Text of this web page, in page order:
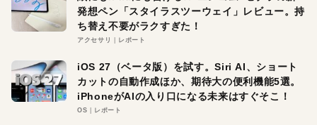
発想ペン「スタイラスツーウェイ」レビュー。持
ち替え不要がラクすぎた！
アクセサリ レポート
iOS 27（ベータ版）を試す。Siri AI、ショート
カットの自動作成ほか、期待大の便利機能5選。
iPhoneがAIの入り口になる未来はすぐそこ！
OS レポート